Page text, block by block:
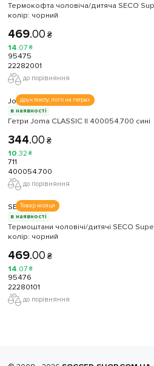
Термокофта чоловіча/дитяча SECO
колiр: чорний
469.00 ₴
14.07 ₴
95475
22282001
до порівняння
друк тексту, лого на гетрах
Joma
в наявності
Гетри Joma CLASSIC II 400054.700 сині
344.00 ₴
10.32 ₴
711
400054.700
до порівняння
Товар місяця
SECO
в наявності
Термоштани чоловічі/дитячі SECO
колiр: чорний
469.00 ₴
14.07 ₴
95476
22280101
до порівняння